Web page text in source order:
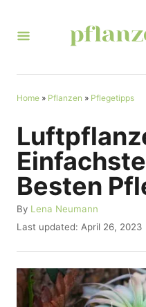
Home » Pflanzen » Pflegetipps
Besten
By A
u
h
o
r
Lena Neumann
P
s
t
e
Last updated: April 26, 2023